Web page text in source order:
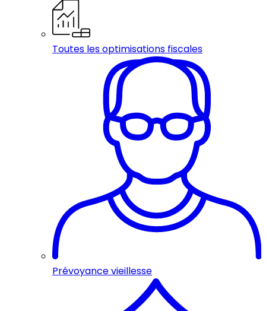
Toutes les optimisations fiscales
Prévoyance vieillesse